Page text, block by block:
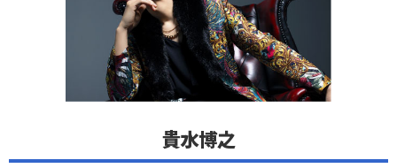
貴水博之